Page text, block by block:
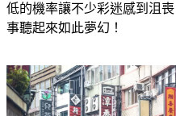
低的機率讓不少彩迷感到沮
事聽起來如此夢幻！